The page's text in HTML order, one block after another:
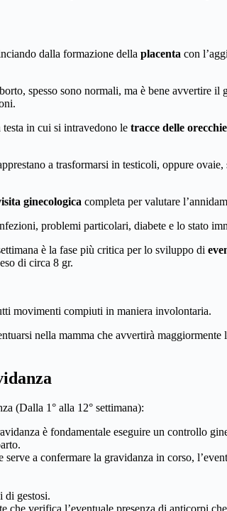
dalla formazione della placenta con
spesso sono normali, ma è bene avvertire
in cui si intravedono le tracce delle
a trasformarsi in testicoli, oppure
ginecologica completa per valutare
problemi particolari, diabete e lo stato
è la fase più critica per lo sviluppo di
di circa 8 gr.
movimenti compiuti in maniera involontaria.
nella mamma che avvertirà maggiormente
(Dalla 1° alla 12° settimana):
è fondamentale eseguire un controllo
serve a confermare la gravidanza in corso,
di gestosi.